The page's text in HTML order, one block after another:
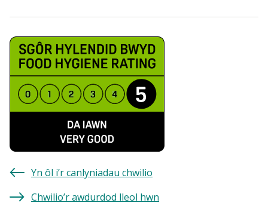
Yn ôl i’r canlyniadau chwilio
Chwilio’r awdurdod lleol hwn